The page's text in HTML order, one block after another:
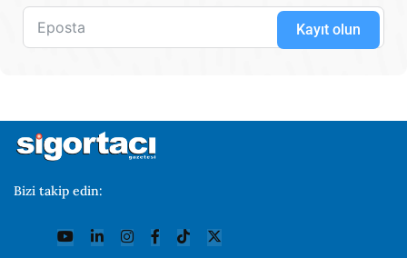
Kayıt olun
Bizi takip edin: